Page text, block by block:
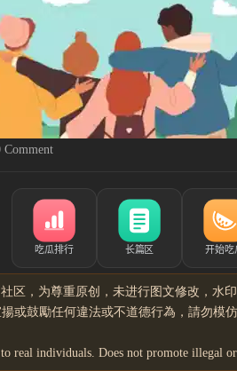
Comment
区，为尊重原创，未进行图文修改，水
或鼓勵任何違法或不道德行為，請勿模
real individuals. Does not promote illegal